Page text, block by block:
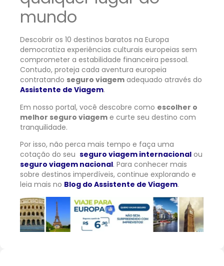
mundo
Descobrir os 10 destinos baratos na Europa
democratiza experiências culturais europeias sem
comprometer a estabilidade financeira pessoal.
Contudo, proteja cada aventura europeia
contratando seguro viagem adequado através do
Assistente de Viagem.
Em nosso portal, você descobre como escolher o
melhor seguro viagem e curte seu destino com
tranquilidade.
Por isso, não perca mais tempo e faça uma
cotação do seu seguro viagem internacional ou
seguro viagem nacional. Para conhecer mais
sobre destinos imperdíveis, continue explorando e
leia mais no Blog do Assistente de Viagem.